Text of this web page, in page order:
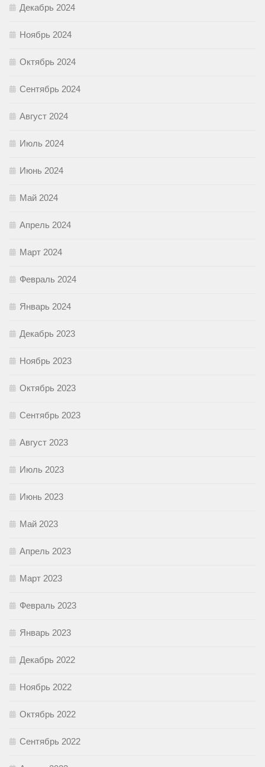
Декабрь 2024
Ноябрь 2024
Октябрь 2024
Сентябрь 2024
Август 2024
Июль 2024
Июнь 2024
Май 2024
Апрель 2024
Март 2024
Февраль 2024
Январь 2024
Декабрь 2023
Ноябрь 2023
Октябрь 2023
Сентябрь 2023
Август 2023
Июль 2023
Июнь 2023
Май 2023
Апрель 2023
Март 2023
Февраль 2023
Январь 2023
Декабрь 2022
Ноябрь 2022
Октябрь 2022
Сентябрь 2022